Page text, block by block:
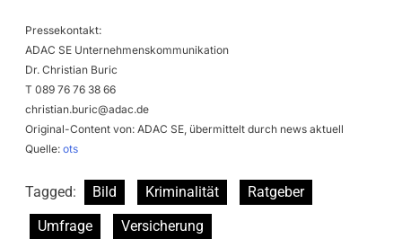
Pressekontakt:
ADAC SE Unternehmenskommunikation
Dr. Christian Buric
T 089 76 76 38 66
christian.buric@adac.de
Original-Content von: ADAC SE, übermittelt durch news aktuell
Quelle: ots
Tagged: Bild Kriminalität
Ratgeber
Umfrage
Versicherung